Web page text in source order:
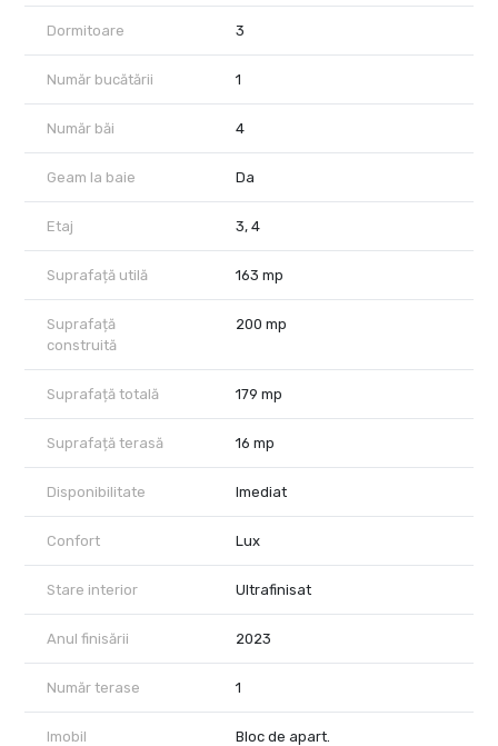
proprietatea este ultrafinisată, disponibilă imediat.
Imobilul beneficiază de construcție nouă, lift, garaj subteran,
facilități moderne, potrivite pentru un stil de viață confortabil și
Localizarea în Floreasca oferă acces rapid către Parcul
Floreasca, Parcul Verdi, restaurante, cafenele, zone de birouri,
Promenada Mall și principalele puncte de interes din nordul
Preț: 710.000 EUR + TVA. Comision 0%.
Pentru detalii suplimentare și programarea unei vizionări, echipa
Dormitoare 3
Număr bucătării 1
Număr băi 4
Geam la baie Da
Etaj 3, 4
Suprafață utilă 163 mp
Suprafață
construită
200 mp
Suprafață totală 179 mp
Suprafață terasă 16 mp
Disponibilitate Imediat
Confort Lux
Stare interior Ultrafinisat
Anul finisării 2023
Număr terase 1
Imobil Bloc de apart.